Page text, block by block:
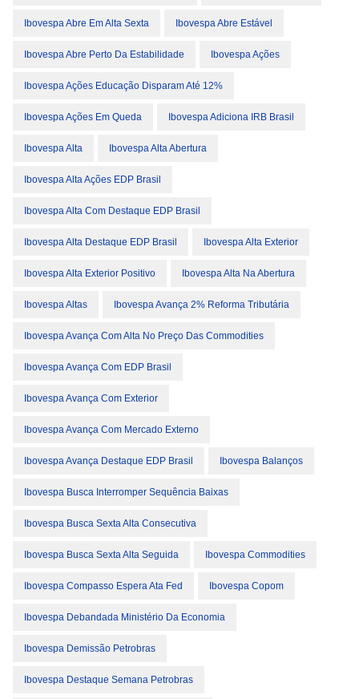
Ibovespa Abre Em Alta Sexta Ibovespa Abre Estável
Ibovespa Abre Perto Da Estabilidade Ibovespa Ações
Ibovespa Ações Educação Disparam Até 12%
Ibovespa Ações Em Queda Ibovespa Adiciona IRB Brasil
Ibovespa Alta Ibovespa Alta Abertura
Ibovespa Alta Ações EDP Brasil
Ibovespa Alta Com Destaque EDP Brasil
Ibovespa Alta Destaque EDP Brasil Ibovespa Alta Exterior
Ibovespa Alta Exterior Positivo Ibovespa Alta Na Abertura
Ibovespa Altas Ibovespa Avança 2% Reforma Tributária
Ibovespa Avança Com Alta No Preço Das Commodities
Ibovespa Avança Com EDP Brasil
Ibovespa Avança Com Exterior
Ibovespa Avança Com Mercado Externo
Ibovespa Avança Destaque EDP Brasil Ibovespa Balanços
Ibovespa Busca Interromper Sequência Baixas
Ibovespa Busca Sexta Alta Consecutiva
Ibovespa Busca Sexta Alta Seguida Ibovespa Commodities
Ibovespa Compasso Espera Ata Fed Ibovespa Copom
Ibovespa Debandada Ministério Da Economia
Ibovespa Demissão Petrobras
Ibovespa Destaque Semana Petrobras